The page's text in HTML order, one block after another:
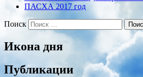
ПАСХА 2017 год
Поиск
Икона дня
Публикации